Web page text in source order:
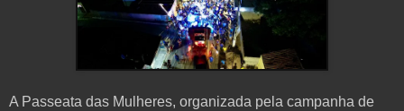
A Passeata das Mulheres, organizada pela campanha de